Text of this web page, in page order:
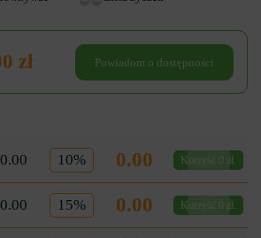
zł Powiadom o dostępności
0.00 10% 0.00 Korzyść 0 zł.
0.00 15% 0.00 Korzyść 0 zł.